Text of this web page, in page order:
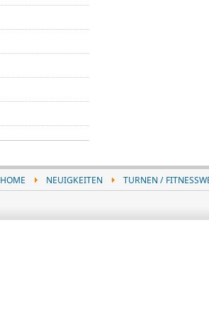
HOME NEUIGKEITEN TURNEN /